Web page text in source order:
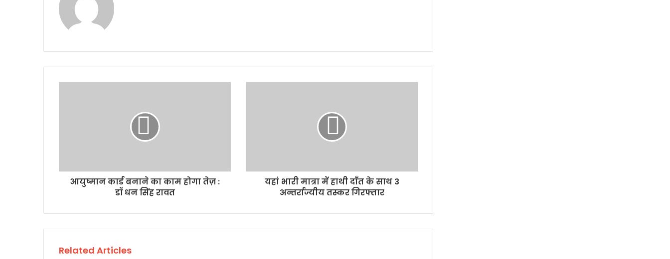
आयुष्मान कार्ड बनाने का काम होगा तेज़ :
डॉ धन सिंह रावत
यहां भारी मात्रा में हाथी दाँत के साथ 3
अन्तर्राज्यीय तस्कर गिरफ्तार
Related Articles